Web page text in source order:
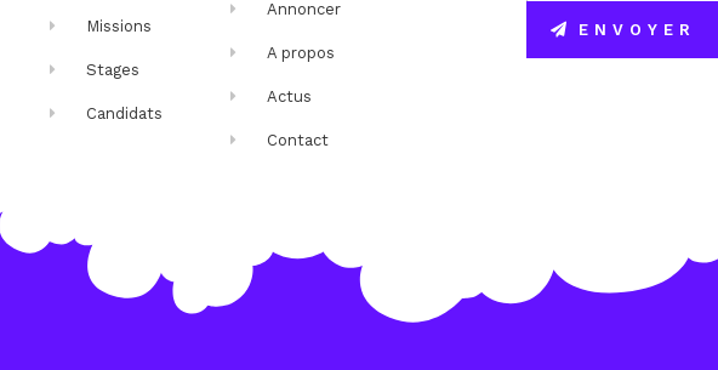
Missions
Stages
Candidats
Annoncer
A propos
Actus
Contact
ENVOYER